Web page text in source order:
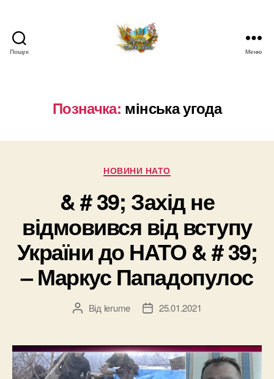
Пошук
Новини
про
в
Меню
Позначка: мінська угода
Категорії
НОВИНИ НАТО
& # 39; Захід не
відмовився від вступу
України до НАТО & # 39;
– Маркус Пападопулос
Автор
Від lerume
Дата25.01.2021